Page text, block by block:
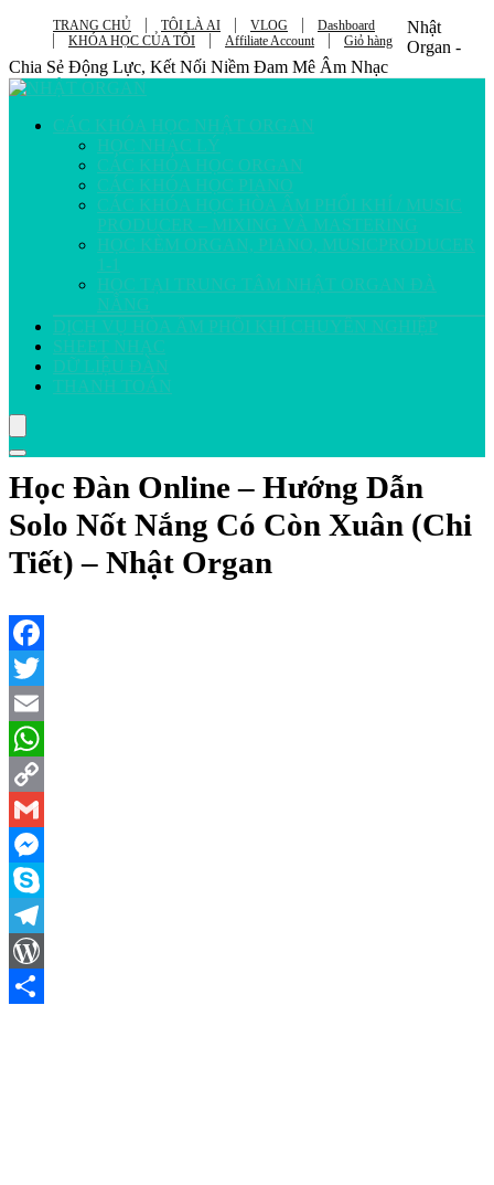
TRANG CHỦ TÔI LÀ AI VLOG
Dashboard
KHÓA HỌC CỦA TÔI
Affiliate Account Giỏ hàng
Nhật
Organ -
Chia Sẻ Động Lực, Kết Nối Niềm Đam Mê Âm Nhạc
CÁC KHÓA HỌC NHẬT ORGAN
HỌC NHẠC LÝ
CÁC KHÓA HỌC ORGAN
CÁC KHÓA HỌC PIANO
CÁC KHÓA HỌC HÒA ÂM PHỐI KHÍ / MUSIC
PRODUCER – MIXING VÀ MASTERING
HỌC KÈM ORGAN, PIANO, MUSICPRODUCER
1-1
HỌC TẠI TRUNG TÂM NHẬT ORGAN ĐÀ
NẴNG
DỊCH VỤ HÒA ÂM PHỐI KHÍ CHUYÊN NGHIỆP
SHEET NHẠC
DỮ LIỆU ĐÀN
THANH TOÁN
Học Đàn Online – Hướng Dẫn
Solo Nốt Nắng Có Còn Xuân (Chi
Tiết) – Nhật Organ
Facebook
Twitter
Email
WhatsApp
Copy
Link
Gmail
Messenger
Skype
Telegram
WordPress